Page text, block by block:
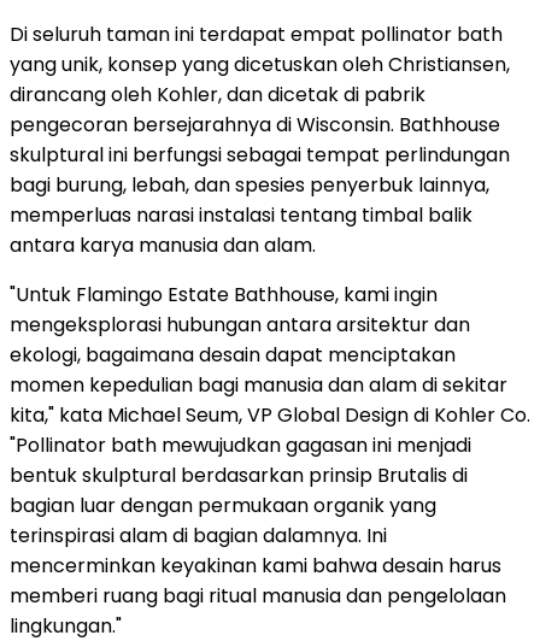
Di seluruh taman ini terdapat empat pollinator bath
yang unik, konsep yang dicetuskan oleh Christiansen,
dirancang oleh Kohler, dan dicetak di pabrik
pengecoran bersejarahnya di Wisconsin. Bathhouse
skulptural ini berfungsi sebagai tempat perlindungan
bagi burung, lebah, dan spesies penyerbuk lainnya,
memperluas narasi instalasi tentang timbal balik
antara karya manusia dan alam.
"Untuk Flamingo Estate Bathhouse, kami ingin
mengeksplorasi hubungan antara arsitektur dan
ekologi, bagaimana desain dapat menciptakan
momen kepedulian bagi manusia dan alam di sekitar
kita," kata Michael Seum, VP Global Design di Kohler Co.
"Pollinator bath mewujudkan gagasan ini menjadi
bentuk skulptural berdasarkan prinsip Brutalis di
bagian luar dengan permukaan organik yang
terinspirasi alam di bagian dalamnya. Ini
mencerminkan keyakinan kami bahwa desain harus
memberi ruang bagi ritual manusia dan pengelolaan
lingkungan."